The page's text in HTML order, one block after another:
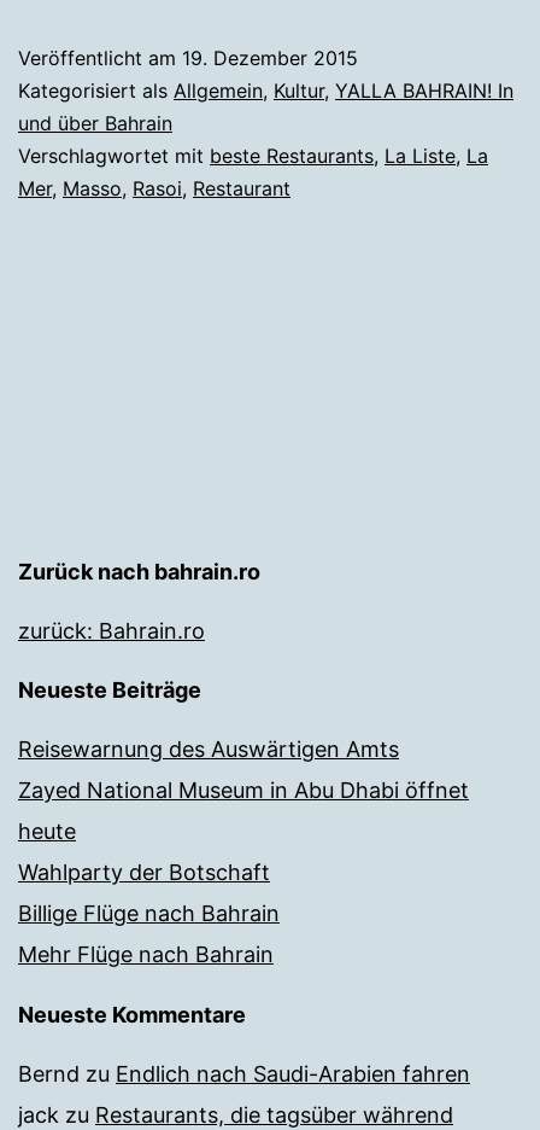
der
1000
Veröffentlicht am 19. Dezember 2015
Kategorisiert als Allgemein, Kultur, YALLA BAHRAIN! In
und über Bahrain
Verschlagwortet mit beste Restaurants, La Liste, La
Mer, Masso, Rasoi, Restaurant
Zurück nach bahrain.ro
zurück: Bahrain.ro
Neueste Beiträge
Reisewarnung des Auswärtigen Amts
Zayed National Museum in Abu Dhabi öffnet
heute
Wahlparty der Botschaft
Billige Flüge nach Bahrain
Mehr Flüge nach Bahrain
Neueste Kommentare
Bernd zu Endlich nach Saudi-Arabien fahren
jack zu Restaurants, die tagsüber während